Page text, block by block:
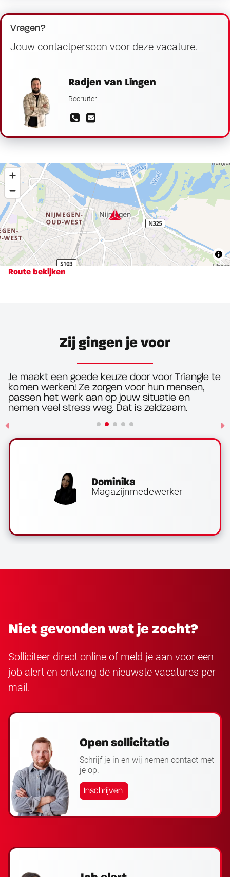
Vragen?
Jouw contactpersoon voor deze vacature.
Radjen van Lingen
Recruiter
Route bekijken
Zij gingen je voor
Je maakt een goede keuze door voor Triangle te
komen werken! Ze zorgen voor hun mensen,
passen het werk aan op jouw situatie en
nemen veel stress weg. Dat is zeldzaam.
Dominika
Magazijnmedewerker
Niet gevonden wat je zocht?
Solliciteer direct online of meld je aan voor een
job alert en ontvang de nieuwste vacatures per
mail.
Open sollicitatie
Schrijf je in en wij nemen contact met
je op.
Inschrijven